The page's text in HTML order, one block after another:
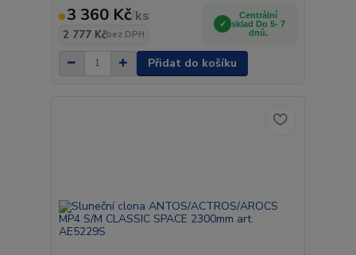
3 360 Kč/ks
2 777 Kčbez DPH
Centrální
sklad Do 5- 7
dnů.
Přidat do košíku